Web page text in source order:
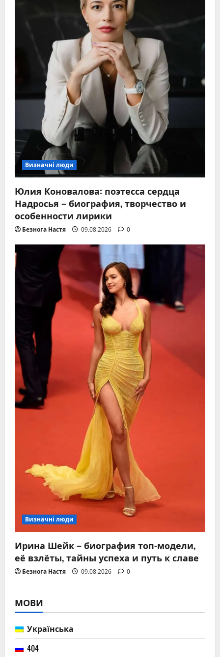
Визначні люди
Юлия Коновалова: поэтесса сердца
Надросья – биография, творчество и
особенности лирики
Безнога Настя 09.08.2026 0
Визначні люди
Ирина Шейк – биография топ-модели,
её взлёты, тайны успеха и путь к славе
Безнога Настя 09.08.2026 0
МОВИ
Українська
404